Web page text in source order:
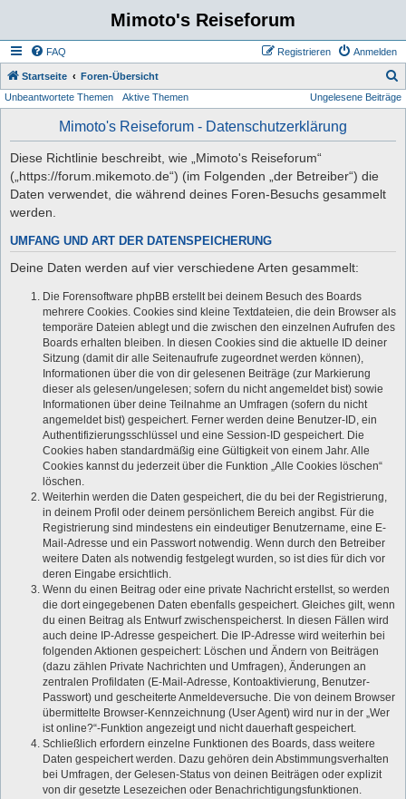
Mimoto's Reiseforum
FAQ Anmelden
Registrieren
Startseite Foren-Übersicht
u
Unbeantwortete Themen Aktive Themen Ungelesene Beiträge
Mimoto's Reiseforum - Datenschutzerklärung
Diese Richtlinie beschreibt, wie „Mimoto's Reiseforum“
(„https://forum.mikemoto.de“) (im Folgenden „der Betreiber“) die
Daten verwendet, die während deines Foren-Besuchs gesammelt
werden.
UMFANG UND ART DER DATENSPEICHERUNG
Deine Daten werden auf vier verschiedene Arten gesammelt:
Die Forensoftware phpBB erstellt bei deinem Besuch des Boards
mehrere Cookies. Cookies sind kleine Textdateien, die dein Browser als
temporäre Dateien ablegt und die zwischen den einzelnen Aufrufen des
Boards erhalten bleiben. In diesen Cookies sind die aktuelle ID deiner
Sitzung (damit dir alle Seitenaufrufe zugeordnet werden können),
Informationen über die von dir gelesenen Beiträge (zur Markierung
dieser als gelesen/ungelesen; sofern du nicht angemeldet bist) sowie
Informationen über deine Teilnahme an Umfragen (sofern du nicht
angemeldet bist) gespeichert. Ferner werden deine Benutzer-ID, ein
Authentifizierungsschlüssel und eine Session-ID gespeichert. Die
Cookies haben standardmäßig eine Gültigkeit von einem Jahr. Alle
Cookies kannst du jederzeit über die Funktion „Alle Cookies löschen“
löschen.
Weiterhin werden die Daten gespeichert, die du bei der Registrierung,
in deinem Profil oder deinem persönlichem Bereich angibst. Für die
Registrierung sind mindestens ein eindeutiger Benutzername, eine E-
Mail-Adresse und ein Passwort notwendig. Wenn durch den Betreiber
weitere Daten als notwendig festgelegt wurden, so ist dies für dich vor
deren Eingabe ersichtlich.
Wenn du einen Beitrag oder eine private Nachricht erstellst, so werden
die dort eingegebenen Daten ebenfalls gespeichert. Gleiches gilt, wenn
du einen Beitrag als Entwurf zwischenspeicherst. In diesen Fällen wird
auch deine IP-Adresse gespeichert. Die IP-Adresse wird weiterhin bei
folgenden Aktionen gespeichert: Löschen und Ändern von Beiträgen
(dazu zählen Private Nachrichten und Umfragen), Änderungen an
zentralen Profildaten (E-Mail-Adresse, Kontoaktivierung, Benutzer-
Passwort) und gescheiterte Anmeldeversuche. Die von deinem Browser
übermittelte Browser-Kennzeichnung (User Agent) wird nur in der „Wer
ist online?“-Funktion angezeigt und nicht dauerhaft gespeichert.
Schließlich erfordern einzelne Funktionen des Boards, dass weitere
Daten gespeichert werden. Dazu gehören dein Abstimmungsverhalten
bei Umfragen, der Gelesen-Status von deinen Beiträgen oder explizit
von dir gesetzte Lesezeichen oder Benachrichtigungsfunktionen.